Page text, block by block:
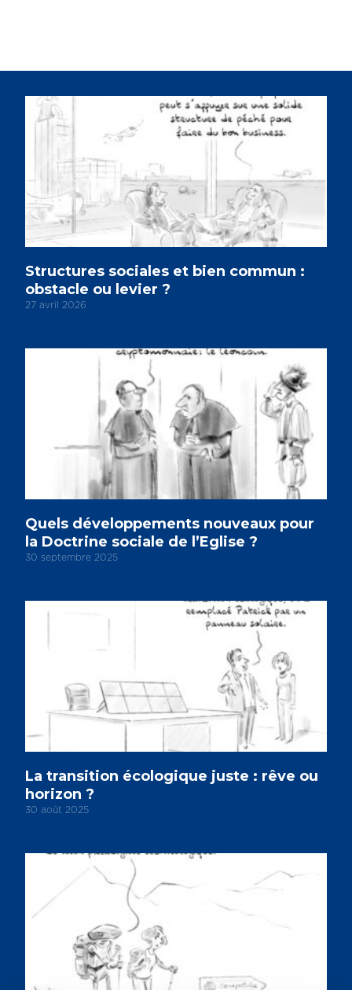
Structures sociales et bien commun :
obstacle ou levier ?
27 avril 2026
Quels développements nouveaux pour
la Doctrine sociale de l’Eglise ?
30 septembre 2025
La transition écologique juste : rêve ou
horizon ?
30 août 2025